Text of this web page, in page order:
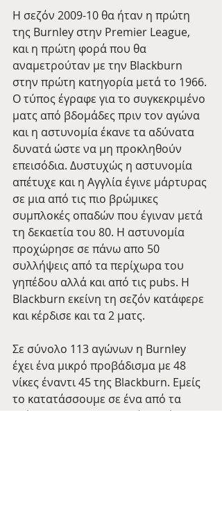
Η σεζόν 2009-10 θα ήταν η πρώτη
της Burnley στην Premier League,
και η πρώτη φορά που θα
αναμετρούταν με την Blackburn
στην πρώτη κατηγορία μετά το 1966.
Ο τύπος έγραφε για το συγκεκριμένο
ματς από βδομάδες πριν τον αγώνα
και η αστυνομία έκανε τα αδύνατα
δυνατά ώστε να μη προκληθούν
επεισόδια. Δυστυχώς η αστυνομία
απέτυχε και η Αγγλία έγινε μάρτυρας
σε μια από τις πιο βρώμικες
συμπλοκές οπαδών που έγιναν μετά
τη δεκαετία του 80. Η αστυνομία
προχώρησε σε πάνω απο 50
συλλήψεις από τα περίχωρα του
γηπέδου αλλά και από τις pubs. H
Blackburn εκείνη τη σεζόν κατάφερε
και κέρδισε και τα 2 ματς.
Σε σύνολο 113 αγώνων η Burnley
έχει ένα μικρό προβάδισμα με 48
νίκες έναντι 45 της Blackburn. Εμείς
το κατατάσσουμε σε ένα από τα
ντέρμπι που πραγματικά θα θέλαμε